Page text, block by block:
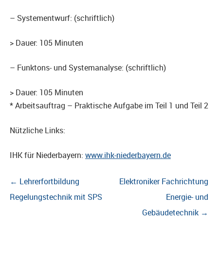
– Systementwurf: (schriftlich)
> Dauer: 105 Minuten
– Funktons- und Systemanalyse: (schriftlich)
> Dauer: 105 Minuten
* Arbeitsauftrag – Praktische Aufgabe im Teil 1 und Teil 2
Nützliche Links:
IHK für Niederbayern: www.ihk-niederbayern.de
Beitragsnavigation
← Lehrerfortbildung
Regelungstechnik mit SPS
Elektroniker Fachrichtung
Energie- und
Gebäudetechnik →